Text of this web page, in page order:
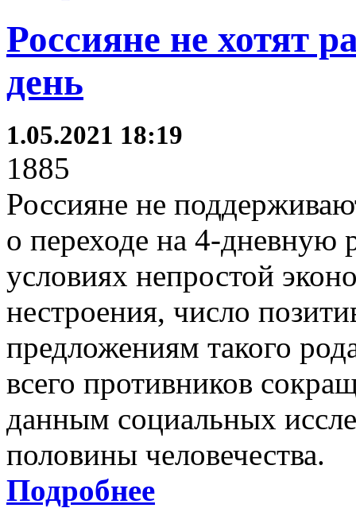
Россияне не хотят
день
1.05.2021 18:19
1885
Россияне не
о переходе на 4-дневную
условиях непростой
нестроения, число
предложениям такого
всего противников
данным социальных
половины человечества.
Подробнее